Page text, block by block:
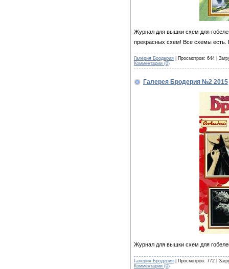
Журнал для вышки схем для
прекрасных схем! Все схемы
Галерия Бродерия | Просмотров: 644 |
Комментарии (0)
Галерея Бродерия №2 2015
Журнал для вышки схем для
Галерия Бродерия | Просмотров: 772 |
Комментарии (0)